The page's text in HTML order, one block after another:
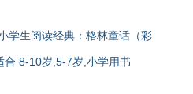
学生阅读经典：格林童话（彩
合 8-10岁,5-7岁,小学用书